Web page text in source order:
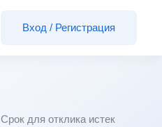
Вход / Регистрация
Срок для отклика истек